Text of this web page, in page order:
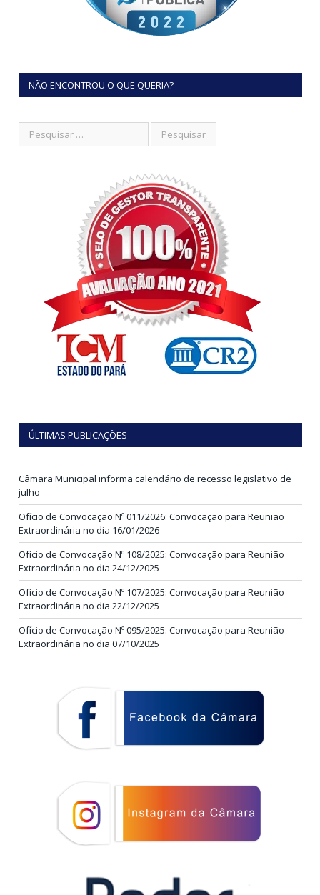
NÃO ENCONTROU O QUE QUERIA?
ÚLTIMAS PUBLICAÇÕES
Câmara Municipal informa calendário de recesso legislativo de
julho
Ofício de Convocação Nº 011/2026: Convocação para Reunião
Extraordinária no dia 16/01/2026
Ofício de Convocação Nº 108/2025: Convocação para Reunião
Extraordinária no dia 24/12/2025
Ofício de Convocação Nº 107/2025: Convocação para Reunião
Extraordinária no dia 22/12/2025
Ofício de Convocação Nº 095/2025: Convocação para Reunião
Extraordinária no dia 07/10/2025